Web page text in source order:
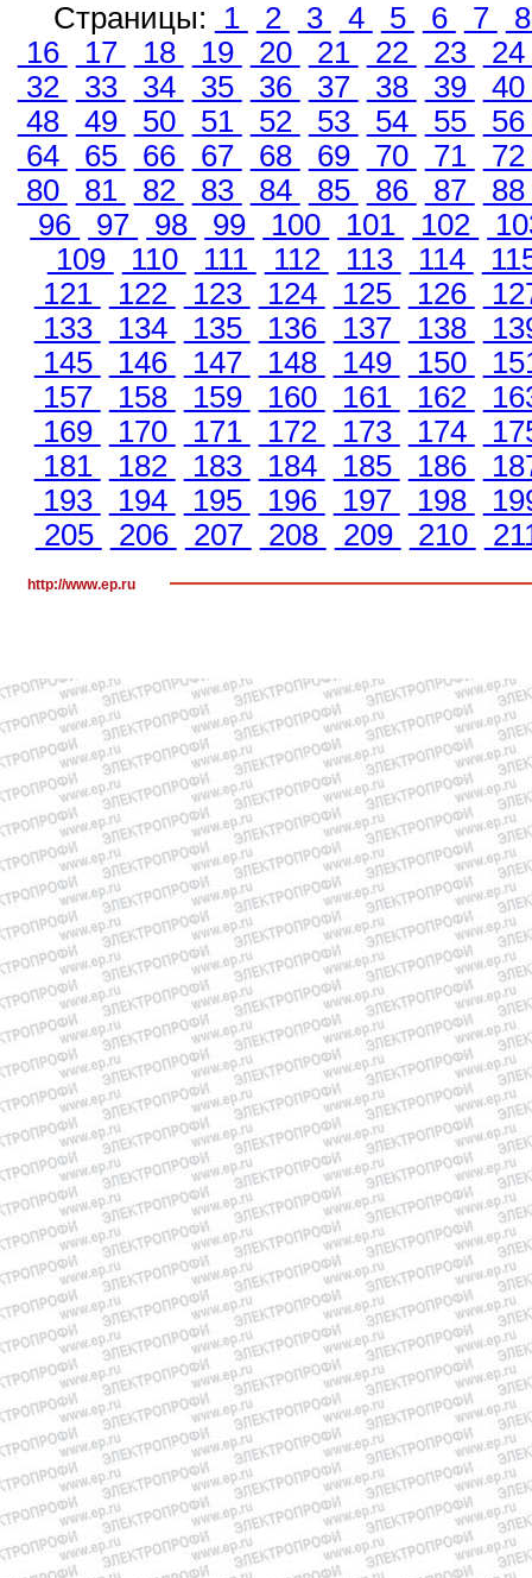
Страницы: 1 2 3 4 5 6 7
16
17 18 19 20 21 22 23
24
32
33 34 35 36 37 38 39
40
48
49 50 51 52 53 54 55
56
64
65 66 67 68 69 70 71
72
80
81 82 83 84 85 86 87
88
96
97 98 99 100 101 102
109
110 111 112 113 114
121
122 123 124 125 126
133
134 135 136 137 138
145
146 147 148 149 150
157
158 159 160 161 162
169
170 171 172 173 174
181
182 183 184 185 186
193
194 195 196 197 198
205
206 207 208 209 210
http://www.ep.ru